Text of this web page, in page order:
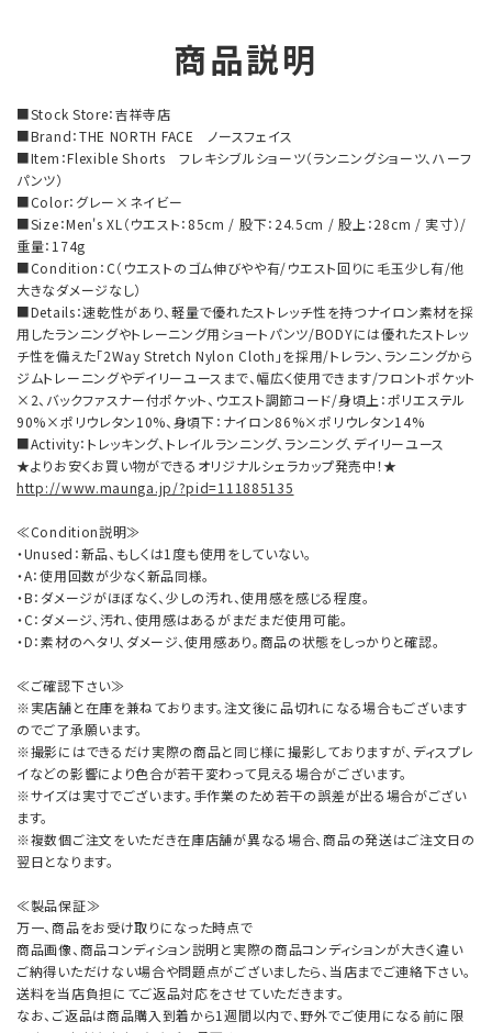
商品説明
■Stock Store：吉祥寺店
■Brand：THE NORTH FACE ノースフェイス
■Item：Flexible Shorts フレキシブルショーツ（ランニングショーツ、ハーフ
パンツ）
■Color：グレー×ネイビー
■Size：Men's XL（ウエスト：85cm / 股下：24.5cm / 股上：28cm / 実寸）/
重量：174g
■Condition：C（ウエストのゴム伸びやや有/ウエスト回りに毛玉少し有/他
大きなダメージなし）
■Details：速乾性があり、軽量で優れたストレッチ性を持つナイロン素材を採
用したランニングやトレーニング用ショートパンツ/BODYには優れたストレッ
チ性を備えた「2Way Stretch Nylon Cloth」を採用/トレラン、ランニングから
ジムトレーニングやデイリーユースまで、幅広く使用できます/フロントポケット
×2、バックファスナー付ポケット、ウエスト調節コード/身頃上：ポリエステル
90%×ポリウレタン10%、身頃下：ナイロン86%×ポリウレタン14%
■Activity：トレッキング、トレイルランニング、ランニング、デイリーユース
★よりお安くお買い物ができるオリジナルシェラカップ発売中！★
http://www.maunga.jp/?pid=111885135
≪Condition説明≫
・Unused：新品、もしくは1度も使用をしていない。
・A：使用回数が少なく新品同様。
・B：ダメージがほぼなく、少しの汚れ、使用感を感じる程度。
・C：ダメージ、汚れ、使用感はあるがまだまだ使用可能。
・D：素材のヘタリ、ダメージ、使用感あり。商品の状態をしっかりと確認。
≪ご確認下さい≫
※実店舗と在庫を兼ねております。注文後に品切れになる場合もございます
のでご了承願います。
※撮影にはできるだけ実際の商品と同じ様に撮影しておりますが、ディスプレ
イなどの影響により色合が若干変わって見える場合がございます。
※サイズは実寸でございます。手作業のため若干の誤差が出る場合がござい
ます。
※複数個ご注文をいただき在庫店舗が異なる場合、商品の発送はご注文日の
翌日となります。
≪製品保証≫
万一、商品をお受け取りになった時点で
商品画像、商品コンディション説明と実際の商品コンディションが大きく違い
ご納得いただけない場合や問題点がございましたら、当店までご連絡下さい。
送料を当店負担にてご返品対応をさせていただきます。
なお、ご返品は商品購入到着から1週間以内で、野外でご使用になる前に限